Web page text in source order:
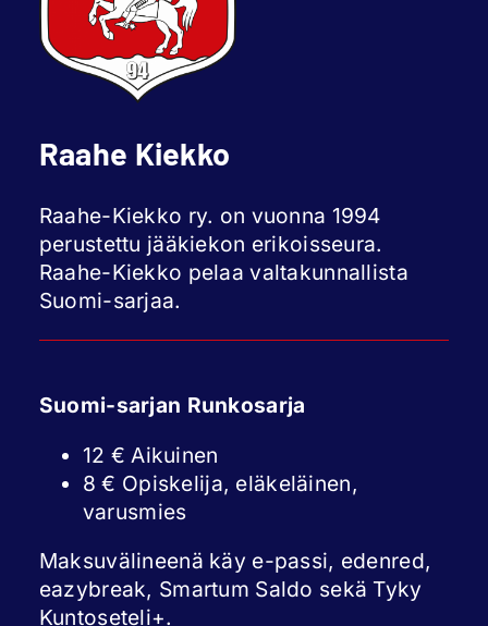
Raahe Kiekko
Raahe-Kiekko ry. on vuonna 1994
perustettu jääkiekon erikoisseura.
Raahe-Kiekko pelaa valtakunnallista
Suomi-sarjaa.
Suomi-sarjan Runkosarja
12 € Aikuinen
8 € Opiskelija, eläkeläinen,
varusmies
Maksuvälineenä käy e-passi, edenred,
eazybreak, Smartum Saldo sekä Tyky
Kuntoseteli+.